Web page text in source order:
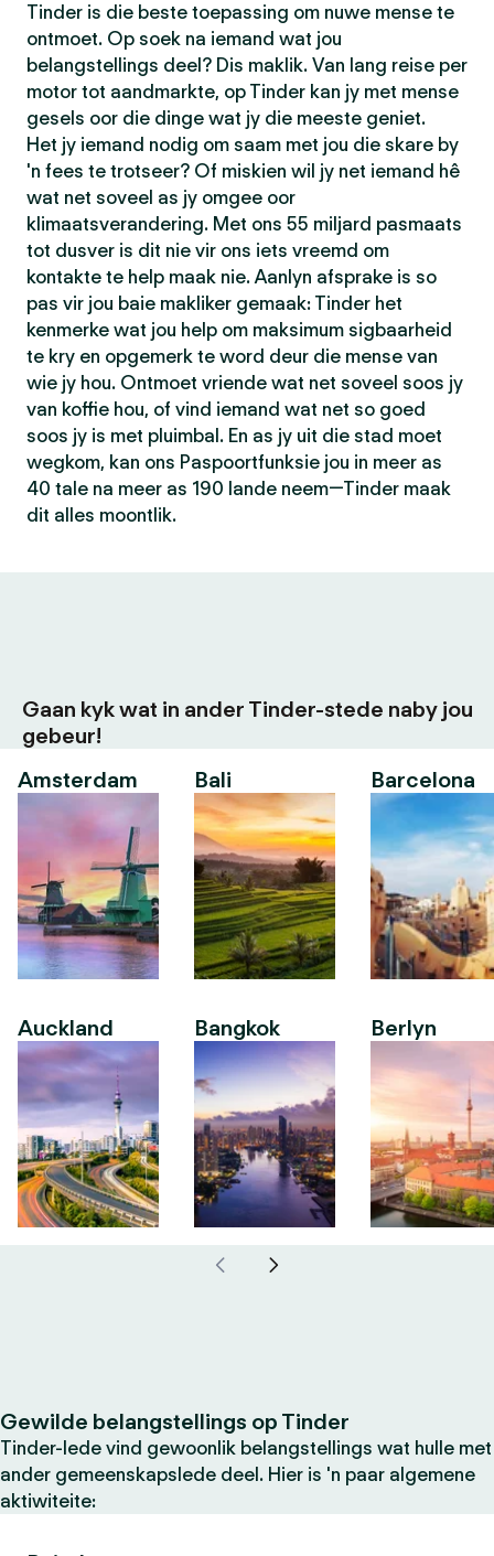
Tinder is die beste toepassing om nuwe mense te
ontmoet. Op soek na iemand wat jou
belangstellings deel? Dis maklik. Van lang reise per
motor tot aandmarkte, op Tinder kan jy met mense
gesels oor die dinge wat jy die meeste geniet.
Het jy iemand nodig om saam met jou die skare by
'n fees te trotseer? Of miskien wil jy net iemand hê
wat net soveel as jy omgee oor
klimaatsverandering. Met ons 55 miljard pasmaats
tot dusver is dit nie vir ons iets vreemd om
kontakte te help maak nie. Aanlyn afsprake is so
pas vir jou baie makliker gemaak: Tinder het
kenmerke wat jou help om maksimum sigbaarheid
te kry en opgemerk te word deur die mense van
wie jy hou. Ontmoet vriende wat net soveel soos jy
van koffie hou, of vind iemand wat net so goed
soos jy is met pluimbal. En as jy uit die stad moet
wegkom, kan ons Paspoortfunksie jou in meer as
40 tale na meer as 190 lande neem—Tinder maak
dit alles moontlik.
Gaan kyk wat in ander Tinder-stede naby jou
gebeur!
Amsterdam
Auckland
Bali
Bangkok
Barcelona
Berlyn
Gewilde belangstellings op Tinder
Tinder-lede vind gewoonlik belangstellings wat hulle met
ander gemeenskapslede deel. Hier is 'n paar algemene
aktiwiteite: